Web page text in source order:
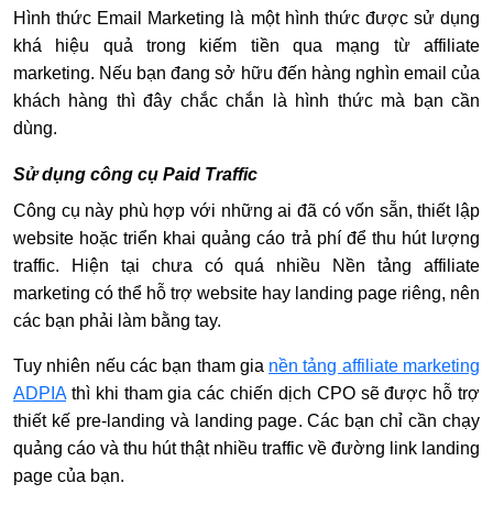
Hình thức Email Marketing là một hình thức được sử dụng
khá hiệu quả trong kiếm tiền qua mạng từ affiliate
marketing. Nếu bạn đang sở hữu đến hàng nghìn email của
khách hàng thì đây chắc chắn là hình thức mà bạn cần
dùng.
Sử dụng công cụ Paid Traffic
Công cụ này phù hợp với những ai đã có vốn sẵn, thiết lập
website hoặc triển khai quảng cáo trả phí để thu hút lượng
traffic. Hiện tại chưa có quá nhiều Nền tảng affiliate
marketing có thể hỗ trợ website hay landing page riêng, nên
các bạn phải làm bằng tay.
Tuy nhiên nếu các bạn tham gia nền tảng affiliate marketing
ADPIAthì khi tham gia các chiến dịch CPO sẽ được hỗ trợ
thiết kế pre-landing và landing page. Các bạn chỉ cần chạy
quảng cáo và thu hút thật nhiều traffic về đường link landing
page của bạn.